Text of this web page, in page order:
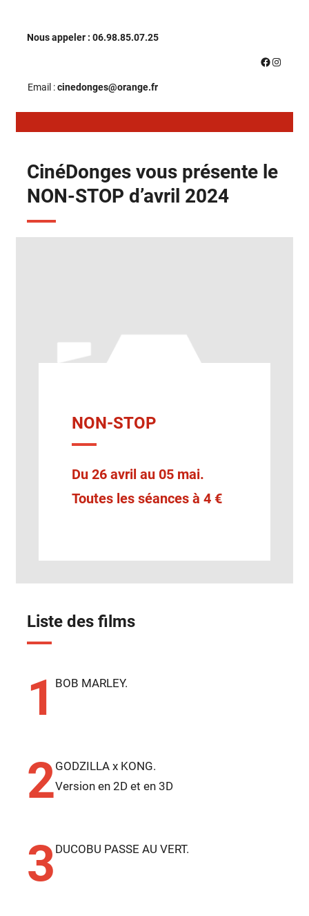
auNous appeler : 06.98.85.07.25
Email :cinedonges@orange.fr
Facebook
CinéDonges vous présente le
NON-STOP d’avril 2024
NON-STOP
Du 26 avril au 05 mai.
Toutes les séances à 4 €
Liste des films
1 BOB MARLEY.
2GODZILLA x KONG.
Version en 2D et en 3D
3 DUCOBU PASSE AU VERT.